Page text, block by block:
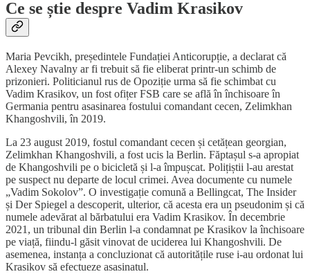
Ce se știe despre Vadim Krasikov
Maria Pevcikh, președintele Fundației Anticorupție, a declarat că
Alexey Navalny ar fi trebuit să fie eliberat printr-un schimb de
prizonieri. Politicianul rus de Opoziție urma să fie schimbat cu
Vadim Krasikov, un fost ofițer FSB care se află în închisoare în
Germania pentru asasinarea fostului comandant cecen, Zelimkhan
Khangoshvili, în 2019.
La 23 august 2019, fostul comandant cecen și cetățean georgian,
Zelimkhan Khangoshvili, a fost ucis la Berlin. Făptașul s-a apropiat
de Khangoshvili pe o bicicletă și l-a împușcat. Polițiștii l-au arestat
pe suspect nu departe de locul crimei. Avea documente cu numele
„Vadim Sokolov”. O investigație comună a Bellingcat, The Insider
și Der Spiegel a descoperit, ulterior, că acesta era un pseudonim și că
numele adevărat al bărbatului era Vadim Krasikov. În decembrie
2021, un tribunal din Berlin l-a condamnat pe Krasikov la închisoare
pe viață, fiindu-l găsit vinovat de uciderea lui Khangoshvili. De
asemenea, instanța a concluzionat că autoritățile ruse i-au ordonat lui
Krasikov să efectueze asasinatul.